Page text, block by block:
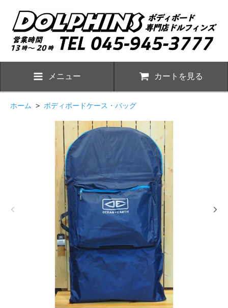
メニュー カートを見る
ホーム > ボディボードケース・バッグ